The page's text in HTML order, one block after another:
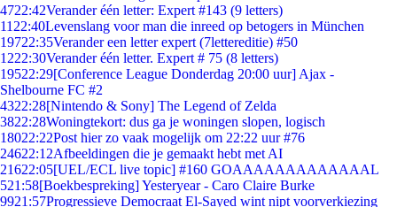
4722:42Verander één letter: Expert #143 (9 letters)
11 22:40Levenslang voor man die inreed op betogers in München
19722:35Verander een letter expert (7lettereditie) #50
1222:30Verander één letter. Expert # 75 (8 letters)
19522:29[Conference League Donderdag 20:00 uur] Ajax -
Shelbourne FC #2
4322:28[Nintendo & Sony] The Legend of Zelda
3822:28Woningtekort: dus ga je woningen slopen, logisch
18022:22Post hier zo vaak mogelijk om 22:22 uur #76
24622:12Afbeeldingen die je gemaakt hebt met AI
21622:05[UEL/ECL live topic] #160 GOAAAAAAAAAAAAAL
521:58[Boekbespreking] Yesteryear - Caro Claire Burke
9921:57Progressieve Democraat El-Sayed wint nipt voorverkiezing